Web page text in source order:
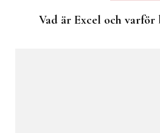
Vad är Excel och varför